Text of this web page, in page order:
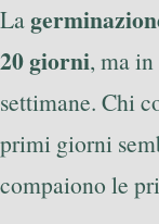
La
20 giorni, ma
settimane. Chi
primi giorni
compaiono le